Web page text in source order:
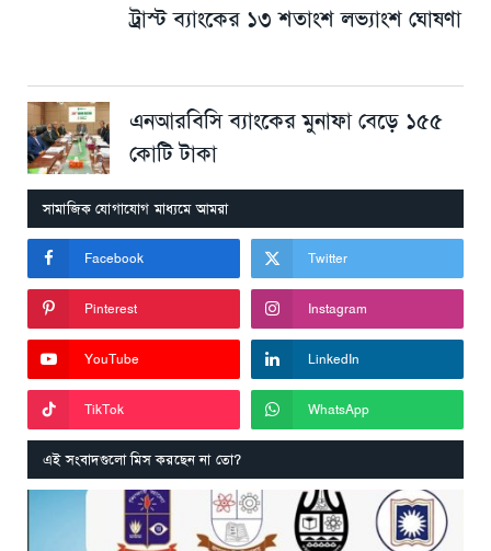
ট্রাস্ট ব্যাংকের ১৩ শতাংশ লভ্যাংশ ঘোষণা
এনআরবিসি ব্যাংকের মুনাফা বেড়ে ১৫৫
কোটি টাকা
সামাজিক যোগাযোগ মাধ্যমে আমরা
Facebook Twitter
Pinterest Instagram
YouTube LinkedIn
TikTok WhatsApp
এই সংবাদগুলো মিস করছেন না তো?